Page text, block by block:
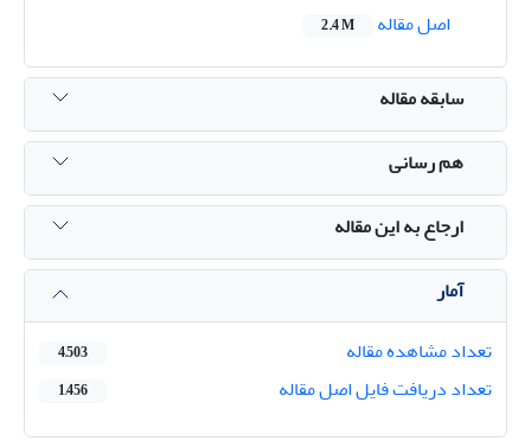
اصل مقاله
2.4 M
سابقه مقاله
هم رسانی
ارجاع به این مقاله
آمار
تعداد مشاهده مقاله
4,503
تعداد دریافت فایل اصل مقاله 1,456